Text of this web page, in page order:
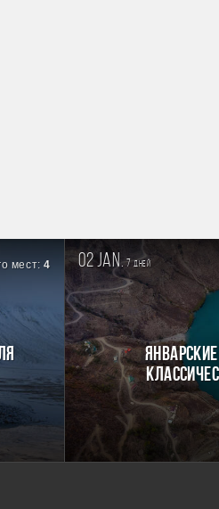
мест:4 02 jan.7дней